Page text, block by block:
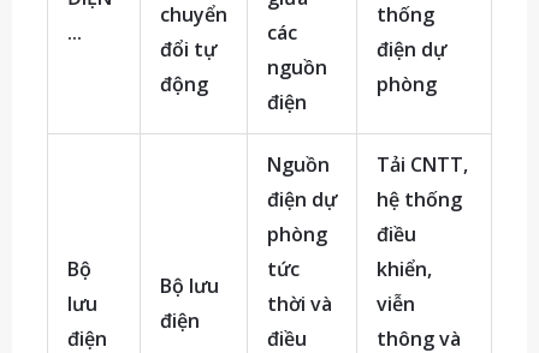
...
chuyển
đổi tự
động
các
nguồn
điện
thống
điện dự
phòng
Bộ
lưu
điện
Bộ lưu
điện
Nguồn
điện dự
phòng
tức
thời và
điều
Tải CNTT,
hệ thống
điều
khiển,
viễn
thông và